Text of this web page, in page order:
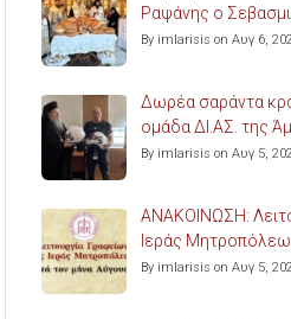
Ραψάνης ο
By imlarisis on Αυγ 6,
Δωρέα σαράντα
ομάδα ΔΙ.ΑΣ. της
By imlarisis on Αυγ 5,
ΑΝΑΚΟΙΝΩΣΗ:
Ιεράς
By imlarisis on Αυγ 5,